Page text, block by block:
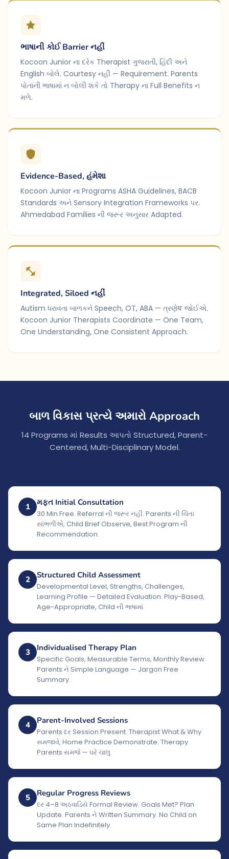
ભાષાની કોઈ Barrier નહીં
Kocoon Junior ના દરેક Therapist ગુજરાતી, હિંદી અને
English બોલે. Courtesy નહીં — Requirement. Parents
પોતાની ભાષામાં ન બોલી શકે તો Therapy ના Full Benefits ન
મળે.
Evidence-Based, હંમેશા
Kocoon Junior ના Programs ASHA Guidelines, BACB
Standards અને Sensory Integration Frameworks પર.
Ahmedabad Families ની જરૂર અનુસાર Adapted.
Integrated, Siloed નહીં
Autism ધરાવતા બાળકને Speech, OT, ABA — ત્રણેय જોઈએ.
Kocoon Junior Therapists Coordinate — One Team,
One Understanding, One Consistent Approach.
બાળ વિકાસ પ્રત્યે અમારો Approach
14 Programs માં Results આપતો Structured, Parent-
Centered, Multi-Disciplinary Model.
1 મફત Initial Consultation
30 Min Free. Referral ની જરૂર નહીં. Parents ની ચિંતા
સાંભળીએ, Child Brief Observe, Best Program ની
Recommendation.
2 Structured Child Assessment
Developmental Level, Strengths, Challenges,
Learning Profile — Detailed Evaluation. Play-Based,
Age-Appropriate, Child ની ભાષામાં.
3 Individualised Therapy Plan
Specific Goals, Measurable Terms, Monthly Review.
Parents ને Simple Language — Jargon Free
Summary.
4 Parent-Involved Sessions
Parents દર Session Present. Therapist What & Why
સમજાવે, Home Practice Demonstrate. Therapy
Parents સમજે — ઘરે ચાલુ.
5 Regular Progress Reviews
દર 4–8 અઠવાડિયે Formal Review. Goals Met? Plan
Update. Parents ને Written Summary. No Child on
Same Plan Indefinitely.